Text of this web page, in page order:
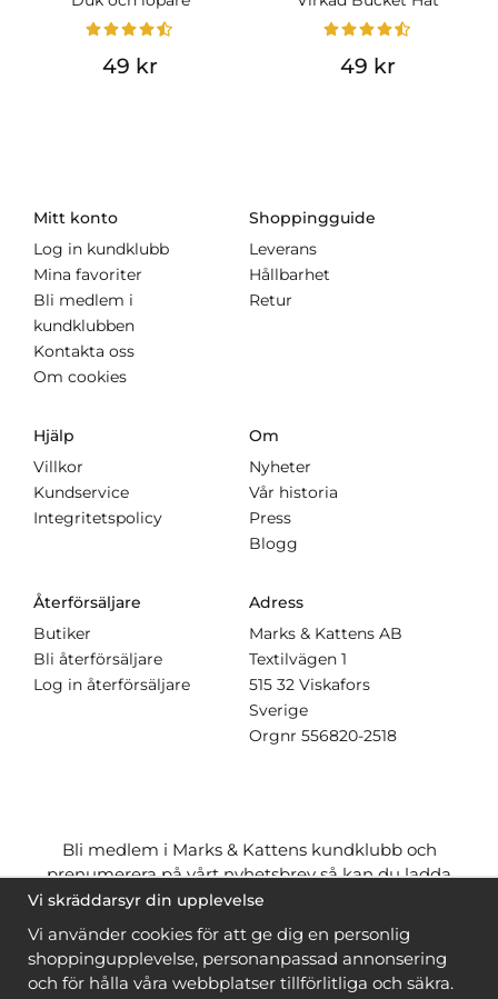
49 kr 49 kr
Mitt konto
Log in kundklubb
Mina favoriter
Bli medlem i
kundklubben
Kontakta oss
Om cookies
Shoppingguide
Leverans
Hållbarhet
Retur
Hjälp
Villkor
Kundservice
Integritetspolicy
Om
Nyheter
Vår historia
Press
Blogg
Återförsäljare
Butiker
Bli återförsäljare
Log in återförsäljare
Adress
Marks & Kattens AB
Textilvägen 1
515 32 Viskafors
Sverige
Orgnr 556820-2518
Bli medlem i Marks & Kattens kundklubb och
prenumerera på vårt nyhetsbrev så kan du ladda
ner många mönstergratisoch få många
när du handlar garn till mönstret. Du ser vilka som
ärgratis när du ärinloggad.
Bli medlem
Vi skräddarsyr din upplevelse
Vi använder cookies för att ge dig en personlig
shoppingupplevelse, personanpassad annonsering
och för hålla våra webbplatser tillförlitliga och säkra.